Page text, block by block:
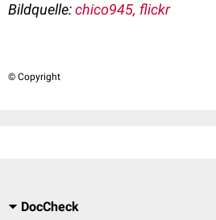
Bildquelle:chico945, flickr
© Copyright
DocCheck